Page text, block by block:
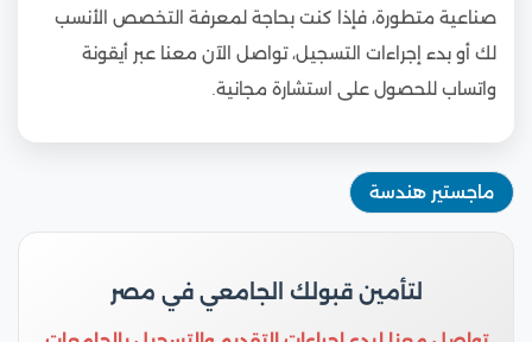
صناعية متطورة، فإذا كنت بحاجة لمعرفة التخصص الأنسب
لك أو بدء إجراءات التسجيل، تواصل الآن معنا عبر أيقونة
واتساب للحصول على استشارة مجانية.
ماجستير هندسة
لتأمين قبولك الجامعي في مصر